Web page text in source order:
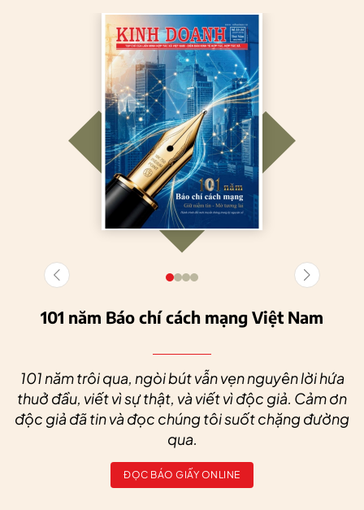
101 năm Báo chí cách mạng Việt Nam
101 năm trôi qua, ngòi bút vẫn vẹn nguyên lời hứa
thuở đầu, viết vì sự thật, và viết vì độc giả. Cảm ơn
độc giả đã tin và đọc chúng tôi suốt chặng đường
qua.
ĐỌC BÁO GIẤY ONLINE